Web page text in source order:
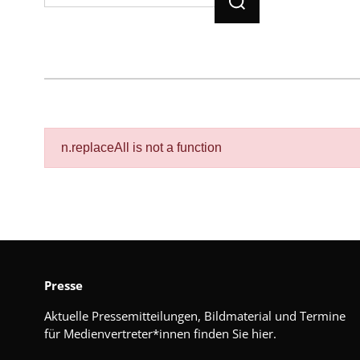
n.replaceAll is not a function
Presse
Aktuelle Pressemitteilungen, Bildmaterial und Termine
für Medienvertreter*innen finden Sie hier.